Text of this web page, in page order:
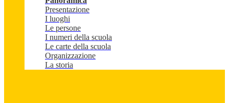
Presentazione
I luoghi
Le persone
I numeri della scuola
Le carte della scuola
Organizzazione
La storia